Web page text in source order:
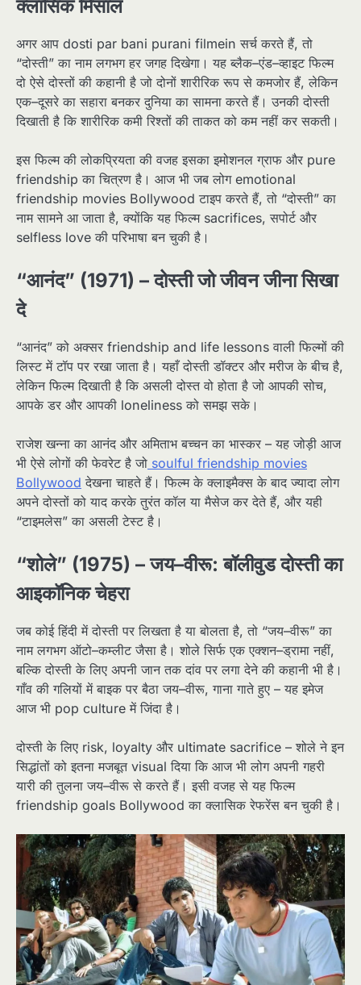
क्लासिक मिसाल
अगर आप dosti par bani purani filmein सर्च करते हैं, तो
“दोस्ती” का नाम लगभग हर जगह दिखेगा। यह ब्लैक–एंड–व्हाइट फिल्म
दो ऐसे दोस्तों की कहानी है जो दोनों शारीरिक रूप से कमजोर हैं, लेकिन
एक–दूसरे का सहारा बनकर दुनिया का सामना करते हैं। उनकी दोस्ती
दिखाती है कि शारीरिक कमी रिश्तों की ताकत को कम नहीं कर सकती।​
इस फिल्म की लोकप्रियता की वजह इसका इमोशनल ग्राफ और pure
friendship का चित्रण है। आज भी जब लोग emotional
friendship movies Bollywood टाइप करते हैं, तो “दोस्ती” का
नाम सामने आ जाता है, क्योंकि यह फिल्म sacrifices, सपोर्ट और
selfless love की परिभाषा बन चुकी है।​
“आनंद” (1971) – दोस्ती जो जीवन जीना सिखा
दे
“आनंद” को अक्सर friendship and life lessons वाली फिल्मों की
लिस्ट में टॉप पर रखा जाता है। यहाँ दोस्ती डॉक्टर और मरीज के बीच है,
लेकिन फिल्म दिखाती है कि असली दोस्त वो होता है जो आपकी सोच,
आपके डर और आपकी loneliness को समझ सके।​
राजेश खन्ना का आनंद और अमिताभ बच्चन का भास्कर – यह जोड़ी आज
भी ऐसे लोगों की फेवरेट है जो soulful friendship movies
Bollywood देखना चाहते हैं। फिल्म के क्लाइमैक्स के बाद ज्यादा लोग
अपने दोस्तों को याद करके तुरंत कॉल या मैसेज कर देते हैं, और यही
“टाइमलेस” का असली टेस्ट है।​
“शोले” (1975) – जय–वीरू: बॉलीवुड दोस्ती का
आइकॉनिक चेहरा
जब कोई हिंदी में दोस्ती पर लिखता है या बोलता है, तो “जय–वीरू” का
नाम लगभग ऑटो–कम्लीट जैसा है। शोले सिर्फ एक एक्शन–ड्रामा नहीं,
बल्कि दोस्ती के लिए अपनी जान तक दांव पर लगा देने की कहानी भी है।
गाँव की गलियों में बाइक पर बैठा जय–वीरू, गाना गाते हुए – यह इमेज
आज भी pop culture में जिंदा है।​
दोस्ती के लिए risk, loyalty और ultimate sacrifice – शोले ने इन
सिद्धांतों को इतना मजबूत visual दिया कि आज भी लोग अपनी गहरी
यारी की तुलना जय–वीरू से करते हैं। इसी वजह से यह फिल्म
friendship goals Bollywood का क्लासिक रेफरेंस बन चुकी है।​